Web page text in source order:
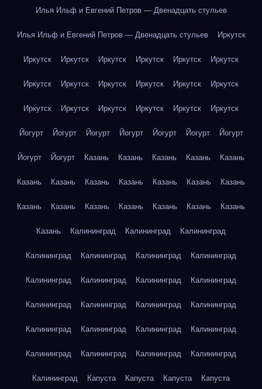
Илья Ильф и Евгений Петров — Двенадцать стульев
Илья Ильф и Евгений Петров — Двенадцать стульев Иркутск
Иркутск Иркутск Иркутск Иркутск Иркутск Иркутск
Иркутск Иркутск Иркутск Иркутск Иркутск Иркутск
Иркутск Иркутск Иркутск Иркутск Иркутск Иркутск
Йогурт Йогурт Йогурт Йогурт Йогурт Йогурт Йогурт
Йогурт Йогурт Казань Казань Казань Казань Казань
Казань Казань Казань Казань Казань Казань Казань
Казань Казань Казань Казань Казань Казань Казань
Казань Калининград Калининград Калининград
Калининград Калининград Калининград Калининград
Калининград Калининград Калининград Калининград
Калининград Калининград Калининград Калининград
Калининград Калининград Калининград Калининград
Калининград Калининград Калининград Калининград
Калининград Капуста Капуста Капуста Капуста